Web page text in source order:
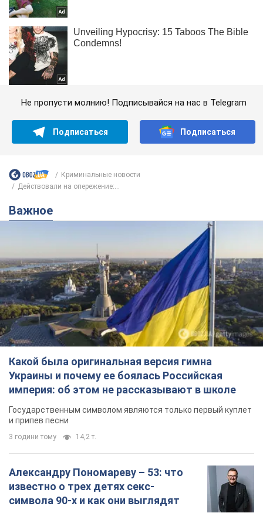
Не пропусти молнию! Подписывайся на нас в Telegram
Подписаться Подписаться
Криминальные новости
Действовали на опережение:...
Важное
Какой была оригинальная версия гимна
Украины и почему ее боялась Российская
империя: об этом не рассказывают в школе
Государственным символом являются только первый куплет
и припев песни
3 години тому 14,2 т.
Александру Пономареву – 53: что
известно о трех детях секс-
символа 90-х и как они выглядят